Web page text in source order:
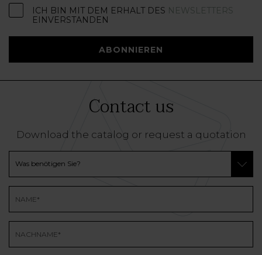
ICH BIN MIT DEM ERHALT DES NEWSLETTERS
EINVERSTANDEN
ABONNIEREN
Contact us
Download the catalog or request a quotation